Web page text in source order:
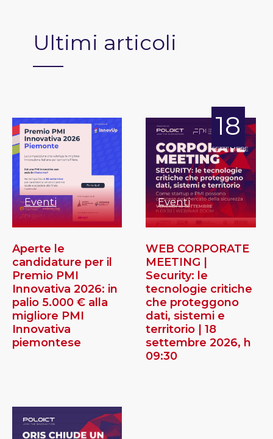
Ultimi articoli
Eventi
Aperte le
candidature per il
Premio PMI
Innovativa 2026: in
palio 5.000 € alla
migliore PMI
Innovativa
piemontese
18
SETTEMBRE
Eventi
WEB CORPORATE
MEETING |
Security: le
tecnologie critiche
che proteggono
dati, sistemi e
territorio | 18
settembre 2026, h
09:30